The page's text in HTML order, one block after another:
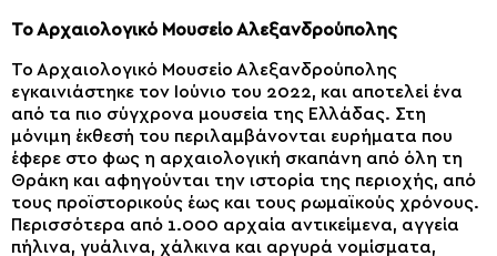
Το Αρχαιολογικό Μουσείο Αλεξανδρούπολης
Το Αρχαιολογικό Μουσείο Αλεξανδρούπολης
εγκαινιάστηκε τον Ιούνιο του 2022, και αποτελεί ένα
από τα πιο σύγχρονα μουσεία της Ελλάδας. Στη
μόνιμη έκθεσή του περιλαμβάνονται ευρήματα που
έφερε στο φως η αρχαιολογική σκαπάνη από όλη τη
Θράκη και αφηγούνται την ιστορία της περιοχής, από
τους προϊστορικούς έως και τους ρωμαϊκούς χρόνους.
Περισσότερα από 1.000 αρχαία αντικείμενα, αγγεία
πήλινα, γυάλινα, χάλκινα και αργυρά νομίσματα,